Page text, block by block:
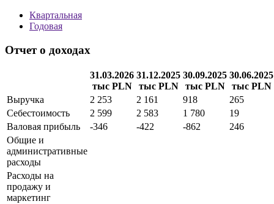
Квартальная
Годовая
Отчет о доходах
31.03.2026
тыс PLN
31.12.2025
тыс PLN
30.09.2025
тыс PLN
30.06.2025
тыс PLN
Выручка
2 253 2 161 918
265
Себестоимость
2 599 2 583 1 780
19
Валовая прибыль
-346 -422 -862
246
Общие и
административные
расходы
Расходы на
продажу и
маркетинг